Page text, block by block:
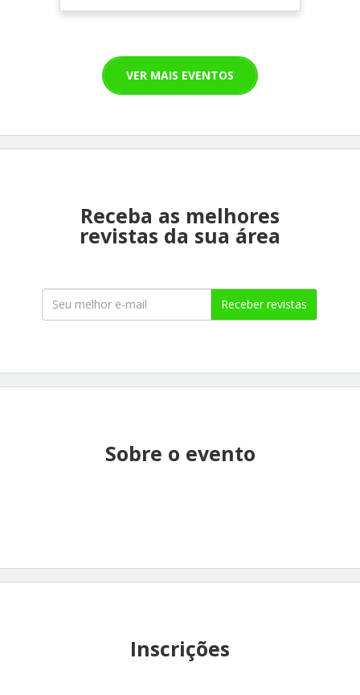
VER MAIS EVENTOS
Receba as melhores
revistas da sua área
Receber revistas
Sobre o evento
Inscrições